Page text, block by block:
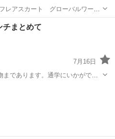
レアスカート グローバルワー
ポシェビスキュイ 120と130各
クロ 120 デニムスカート GU
キッズ用品
チまとめて
7月16日
であります。通学にいかがです